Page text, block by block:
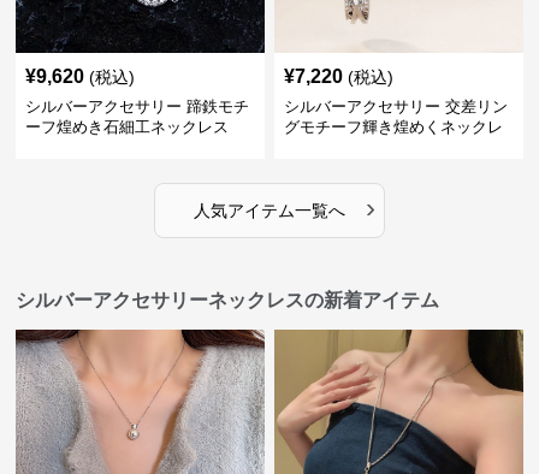
¥9,620 (税込)
シルバーアクセサリー 蹄鉄モチ
ーフ煌めき石細工ネックレス
¥7,220 (税込)
シルバーアクセサリー 交差リン
グモチーフ輝き煌めくネックレ
人気アイテム一覧へ ›
シルバーアクセサリーネックレスの新着アイテム